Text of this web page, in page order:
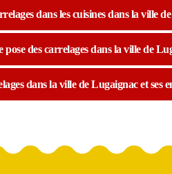
dans les cuisines dans la ville
pose des carrelages dans la ville de
dans la ville de Lugaignac et ses